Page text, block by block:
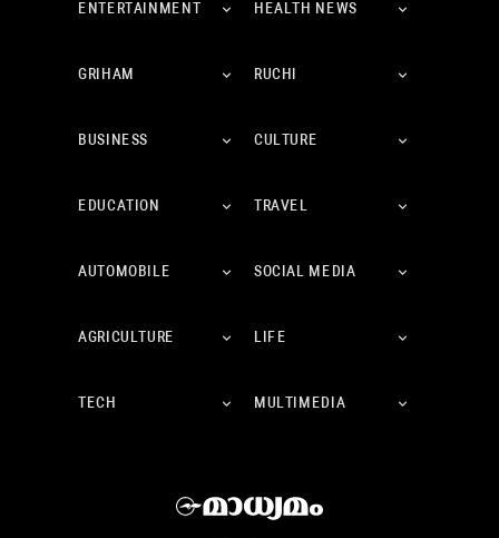
ENTERTAINMENT HEALTH NEWS
GRIHAM RUCHI
BUSINESS CULTURE
EDUCATION TRAVEL
AUTOMOBILE SOCIAL MEDIA
AGRICULTURE LIFE
TECH MULTIMEDIA